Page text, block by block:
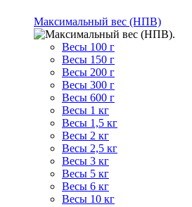
Максимальный вес (НПВ)
Весы 100 г
Весы 150 г
Весы 200 г
Весы 300 г
Весы 600 г
Весы 1 кг
Весы 1,5 кг
Весы 2 кг
Весы 2,5 кг
Весы 3 кг
Весы 5 кг
Весы 6 кг
Весы 10 кг